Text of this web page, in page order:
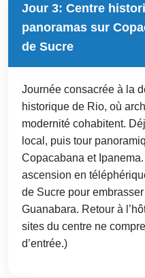
Jour 3: Centre
panoramas sur
de Sucre
Journée consacrée à la
historique de Rio, où
modernité cohabitent.
local, puis tour
Copacabana et
ascension en
de Sucre pour
Guanabara. Retour à
sites du centre ne
d’entrée.)